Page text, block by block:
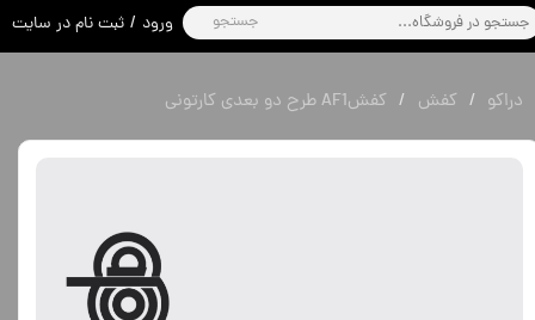
جستجو ورود / ثبت نام در سایت
خروج از حساب کاربری
دراکو کفش کفشAF1 طرح دو بعدی کارتونی